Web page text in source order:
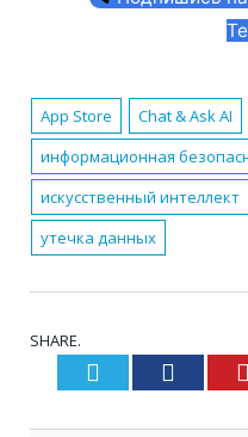
App Store Chat & Ask AI
информационная
искусственный интеллект
утечка данных
SHARE.
Twitter